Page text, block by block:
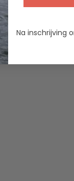
Na inschrijving